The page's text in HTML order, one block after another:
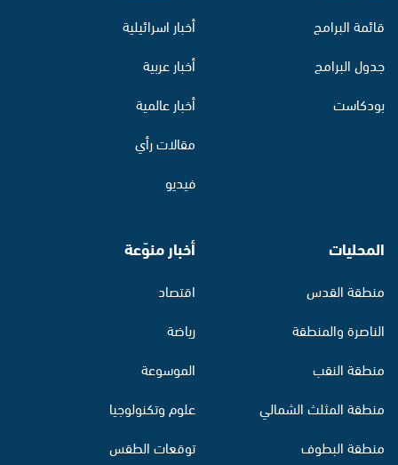
قائمة البرامج
جدول البرامج
بودكاست
أخبار اسرائيلية
أخبار عربية
أخبار عالمية
مقالات رأي
فيديو
المحليات
منطقة القدس
الناصرة والمنطقة
منطقة النقب
منطقة المثلث الشمالي
منطقة البطوف
أخبار منوّعة
اقتصاد
رياضة
الموسوعة
علوم وتكنولوجيا
توقعات الطقس